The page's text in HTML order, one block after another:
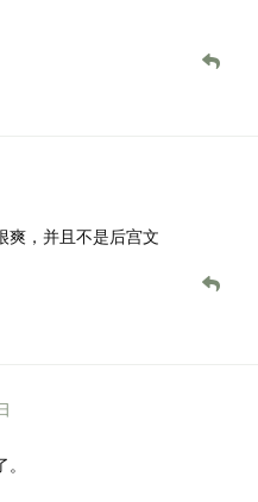
爽，并且不是后宫文